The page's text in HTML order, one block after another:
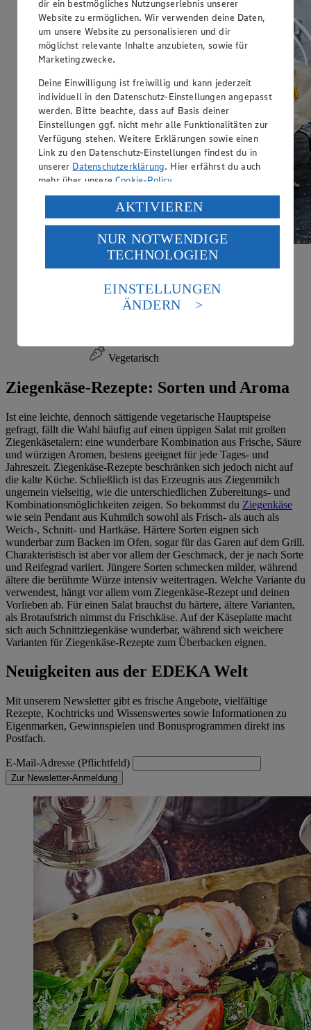
Ziegenkäse vom Grill
Zubereitungsdauer
Vegetarisch
Ziegenkäse-Rezepte: Sorten und Aroma
Ist eine leichte, dennoch sättigende vegetarische Hauptspeise
gefragt, fällt die Wahl häufig auf einen üppigen Salat mit großen
Ziegenkäsetalern: eine wunderbare Kombination aus Frische, Säure
und würzigen Aromen, bestens geeignet für jede Tages- und
Jahreszeit. Ziegenkäse-Rezepte beschränken sich jedoch nicht auf
die kalte Küche. Schließlich ist das Erzeugnis aus Ziegenmilch
ungemein vielseitig, wie die unterschiedlichen Zubereitungs- und
Kombinationsmöglichkeiten zeigen. So bekommst du Ziegenkäse
wie sein Pendant aus Kuhmilch sowohl als Frisch- als auch als
Weich-, Schnitt- und Hartkäse. Härtere Sorten eignen sich
wunderbar zum Backen im Ofen, sogar für das Garen auf dem Grill.
Charakteristisch ist aber vor allem der Geschmack, der je nach Sorte
und Reifegrad variiert. Jüngere Sorten schmecken milder, während
ältere die berühmte Würze intensiv weitertragen. Welche Variante du
verwendest, hängt vor allem vom Ziegenkäse-Rezept und deinen
Vorlieben ab. Für einen Salat brauchst du härtere, ältere Varianten,
als Brotaufstrich nimmst du Frischkäse. Auf der Käseplatte macht
sich auch Schnittziegenkäse wunderbar, während sich weichere
Varianten für Ziegenkäse-Rezepte zum Überbacken eignen.
Neuigkeiten aus der EDEKA Welt
Mit unserem Newsletter gibt es frische Angebote, vielfältige
Rezepte, Kochtricks und Wissenswertes sowie Informationen zu
Eigenmarken, Gewinnspielen und Bonusprogrammen direkt ins
Postfach.
E-Mail-Adresse (Pflichtfeld)
Zur Newsletter-Anmeldung
dir ein bestmögliches Nutzungserlebnis unserer
Website zu ermöglichen. Wir verwenden deine Daten,
um unsere Website zu personalisieren und dir
möglichst relevante Inhalte anzubieten, sowie für
Marketingzwecke.
Deine Einwilligung ist freiwillig und kann jederzeit
individuell in den Datenschutz-Einstellungen angepasst
werden. Bitte beachte, dass auf Basis deiner
Einstellungen ggf. nicht mehr alle Funktionalitäten zur
Verfügung stehen. Weitere Erklärungen sowie einen
Link zu den Datenschutz-Einstellungen findest du in
unserer Datenschutzerklärung. Hier erfährst du auch
mehr über unsereCookie-Policy.
Verarbeitung deiner personenbezogenen Daten in den
USA durch Facebook und YouTube:
Wenn du auf „Aktivieren“ klickst, willigst du im Sinne
des Art. 49 Abs. 1 Satz 1 lit. a) DSGVO ein, dass deine
Daten in den USA verarbeitet werden. Der EuGH sieht
die USA als Land mit einem nach europäischen
Standards nicht angemessenen Datenschutzniveau an.
Es besteht das Risiko eines Zugriffs durch US-
Informationen zum Herausgeber der Seite findest du
Impressum
AKTIVIEREN
NUR NOTWENDIGE
TECHNOLOGIEN
EINSTELLUNGEN
ÄNDERN